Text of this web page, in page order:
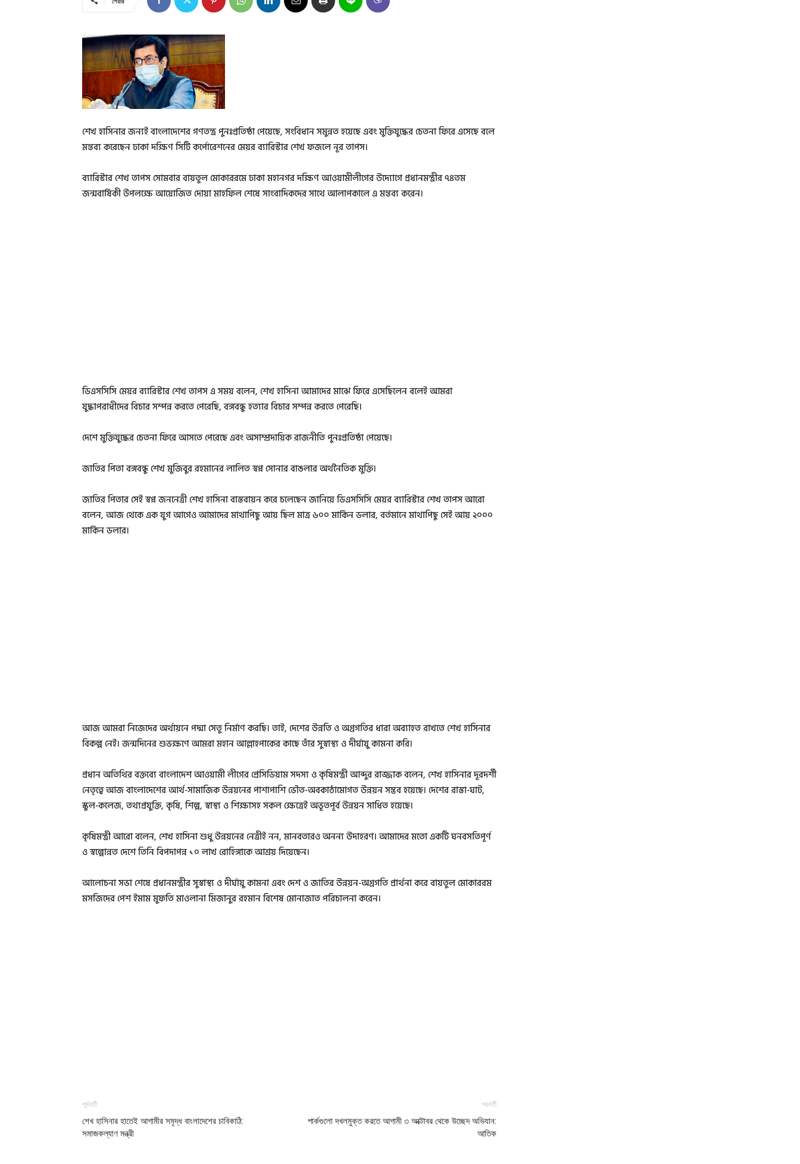
শেখ হাসিনার জন্যই বাংলাদেশের গণতন্ত্র পুনঃপ্রতিষ্ঠা পেয়েছে, সংবিধান সমুন্নত হয়েছে এবং মুক্তিযুদ্ধের চেতনা ফিরে এসেছে বলে
মন্তব্য করেছেন ঢাকা দক্ষিণ সিটি কর্পোরেশনের মেয়র ব্যারিস্টার শেখ ফজলে নূর তাপস।
ব্যারিস্টার শেখ তাপস সোমবার বায়তুল মোকাররমে ঢাকা মহানগর দক্ষিণ আওয়ামীলীগের উদ্যোগে প্রধানমন্ত্রীর ৭৪তম
জন্মবার্ষিকী উপলক্ষে আয়োজিত দোয়া মাহফিল শেষে সাংবাদিকদের সাথে আলাপকালে এ মন্তব্য করেন।
ডিএসসিসি মেয়র ব্যারিস্টার শেখ তাপস এ সময় বলেন, শেখ হাসিনা আমাদের মাঝে ফিরে এসেছিলেন বলেই আমরা
যুদ্ধাপরাধীদের বিচার সম্পন্ন করতে পেরেছি, বঙ্গবন্ধু হত্যার বিচার সম্পন্ন করতে পেরেছি।
দেশে মুক্তিযুদ্ধের চেতনা ফিরে আসতে পেরেছে এবং অসাম্প্রদায়িক রাজনীতি পুনঃপ্রতিষ্ঠা পেয়েছে।
জাতির পিতা বঙ্গবন্ধু শেখ মুজিবুর রহমানের লালিত স্বপ্ন সোনার বাঙলার অর্থনৈতিক মুক্তি।
জাতির পিতার সেই স্বপ্ন জননেত্রী শেখ হাসিনা বাস্তবায়ন করে চলেছেন জানিয়ে ডিএসসিসি মেয়র ব্যারিস্টার শেখ তাপস আরো
বলেন, আজ থেকে এক যুগ আগেও আমাদের মাথাপিছু আয় ছিল মাত্র ৬০০ মার্কিন ডলার, বর্তমানে মাথাপিছু সেই আয় ২০০০
মার্কিন ডলার।
আজ আমরা নিজেদের অর্থায়নে পদ্মা সেতু নির্মাণ করছি। তাই, দেশের উন্নতি ও অগ্রগতির ধারা অব্যাহত রাখতে শেখ হাসিনার
বিকল্প নেই। জন্মদিনের শুভক্ষণে আমরা মহান আল্লাহপাকের কাছে তাঁর সুস্বাস্থ্য ও দীর্ঘায়ু কামনা করি।
প্রধান অতিথির বক্তব্যে বাংলাদেশ আওয়ামী লীগের প্রেসিডিয়াম সদস্য ও কৃষিমন্ত্রী আব্দুর রাজ্জাক বলেন, শেখ হাসিনার দূরদর্শী
নেতৃত্বে আজ বাংলাদেশের আর্থ-সামাজিক উন্নয়নের পাশাপাশি ভৌত-অবকাঠামোগত উন্নয়ন সম্ভব হয়েছে। দেশের রাস্তা-ঘাট,
স্কুল-কলেজ, তথ্যপ্রযুক্তি, কৃষি, শিল্প, স্বাস্থ্য ও শিক্ষাসহ সকল ক্ষেত্রেই অভূতপূর্ব উন্নয়ন সাধিত হয়েছে।
কৃষিমন্ত্রী আরো বলেন, শেখ হাসিনা শুধু উন্নয়নের নেত্রীই নন, মানবতারও অনন্য উদাহরণ। আমাদের মতো একটি ঘনবসতিপূর্ণ
ও স্বল্পোন্নত দেশে তিনি বিপদাপন্ন ১০ লাখ রোহিঙ্গাকে আশ্রয় দিয়েছেন।
আলোচনা সভা শেষে প্রধানমন্ত্রীর সুস্বাস্থ্য ও দীর্ঘায়ু কামনা এবং দেশ ও জাতির উন্নয়ন-অগ্রগতি প্রার্থনা করে বায়তুল মোকাররম
মসজিদের পেশ ইমাম মুফতি মাওলানা মিজানুর রহমান বিশেষ মোনাজাত পরিচালনা করেন।
পূর্ববর্তী
শেখ হাসিনার হাতেই আগামীর সমৃদ্ধ বাংলাদেশের চাবিকাঠি:
সমাজকল্যাণ মন্ত্রী
পরবর্তী
পার্কগুলো দখলমুক্ত করতে আগামী ৩ অক্টোবর থেকে উচ্ছেদ অভিযান:
আতিক